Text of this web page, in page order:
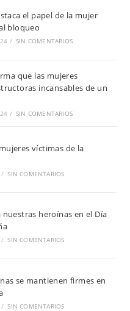
el papel de la mujer
bloqueo
/ SIN COMENTARIOS
que las mujeres
incansables de un
/ SIN COMENTARIOS
víctimas de la
/ SIN COMENTARIOS
heroínas en el Día
/ SIN COMENTARIOS
se mantienen firmes en
/ SIN COMENTARIOS